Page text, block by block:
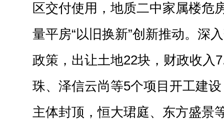
区交付使用，地质二中家属楼危
量平房“以旧换新”创新推动。深
政策，出让土地22块，财政收入
珠、泽信云尚等5个项目开工建
主体封顶，恒大珺庭、东方盛景